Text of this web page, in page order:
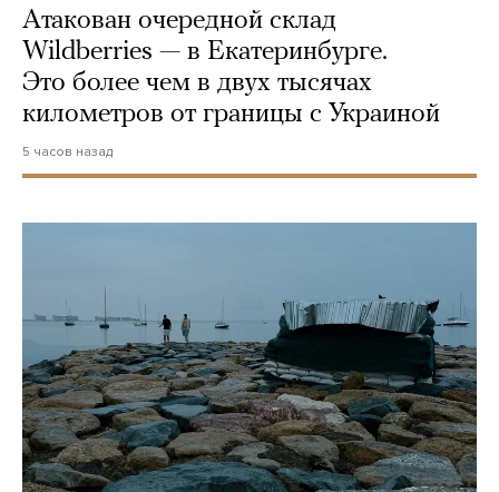
Атакован очередной склад
Wildberries — в Екатеринбурге.
Это более чем в двух тысячах
километров от границы с Украиной
5 часов назад